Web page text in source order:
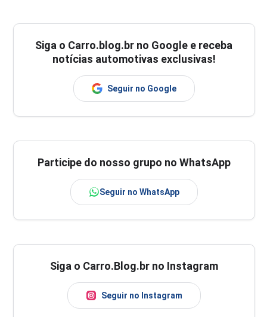
Siga o Carro.blog.br no Google e receba
notícias automotivas exclusivas!
Seguir no Google
Participe do nosso grupo no WhatsApp
Seguir no WhatsApp
Siga o Carro.Blog.br no Instagram
Seguir no Instagram